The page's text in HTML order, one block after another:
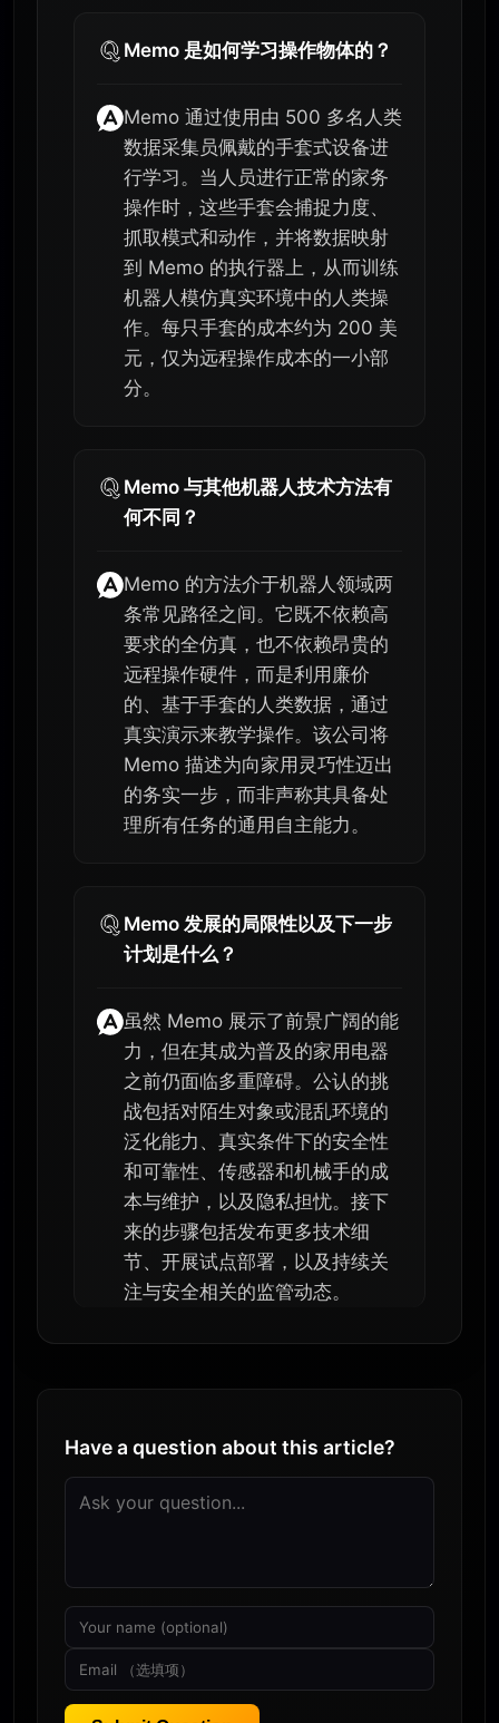
Memo 是如何学习操作物体的？
Memo 通过使用由 500 多名人类
数据采集员佩戴的手套式设备进
行学习。当人员进行正常的家务
操作时，这些手套会捕捉力度、
抓取模式和动作，并将数据映射
到 Memo 的执行器上，从而训练
机器人模仿真实环境中的人类操
作。每只手套的成本约为 200 美
元，仅为远程操作成本的一小部
分。
Memo 与其他机器人技术方法有
何不同？
Memo 的方法介于机器人领域两
条常见路径之间。它既不依赖高
要求的全仿真，也不依赖昂贵的
远程操作硬件，而是利用廉价
的、基于手套的人类数据，通过
真实演示来教学操作。该公司将
Memo 描述为向家用灵巧性迈出
的务实一步，而非声称其具备处
理所有任务的通用自主能力。
Memo 发展的局限性以及下一步
计划是什么？
虽然 Memo 展示了前景广阔的能
力，但在其成为普及的家用电器
之前仍面临多重障碍。公认的挑
战包括对陌生对象或混乱环境的
泛化能力、真实条件下的安全性
和可靠性、传感器和机械手的成
本与维护，以及隐私担忧。接下
来的步骤包括发布更多技术细
节、开展试点部署，以及持续关
注与安全相关的监管动态。
Have a question about this article?